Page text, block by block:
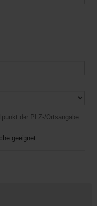
der PLZ-/Ortsangabe.
geeignet